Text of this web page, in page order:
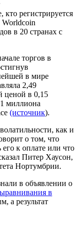
кто регистрируется
Worldcoin
в 20 странах с
торгов в
в мире
2,49
ценой в 0,15
миллиона
(источник).
как и
о том, что
к оплате или что
Питер Хаусон,
Нортумбрии.
в объявлении о
в
а результат